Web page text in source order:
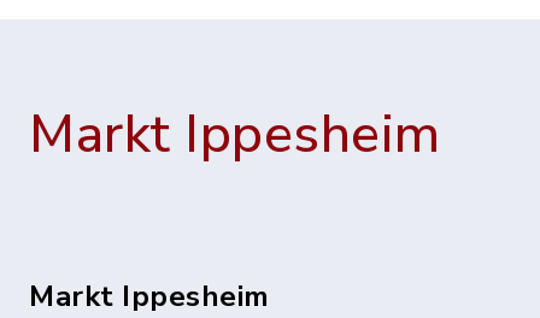
Markt Ippesheim
Markt Ippesheim